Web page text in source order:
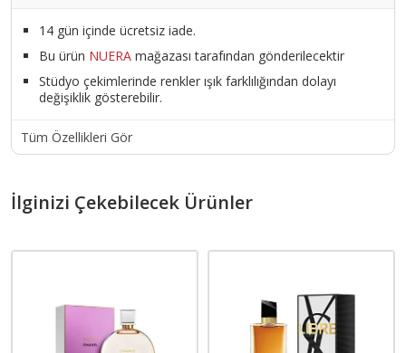
14 gün içinde ücretsiz iade.
Bu ürün NUERA mağazası tarafından gönderilecektir
Stüdyo çekimlerinde renkler ışık farklılığından dolayı
değişiklik gösterebilir.
Tüm Özellikleri Gör
İlginizi Çekebilecek Ürünler